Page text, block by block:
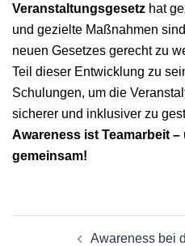
Veranstaltungsgesetz hat
und gezielte Maßnahmen
neuen Gesetzes gerecht zu
Teil dieser Entwicklung zu
Schulungen, um die
sicherer und inklusiver zu
Awareness ist Teamarbeit
gemeinsam!
Awareness bei